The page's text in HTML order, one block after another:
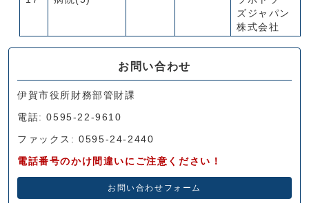
ズジャパン
株式会社
お問い合わせ
伊賀市役所財務部管財課
電話: 0595-22-9610
ファックス: 0595-24-2440
電話番号のかけ間違いにご注意ください！
お問い合わせフォーム